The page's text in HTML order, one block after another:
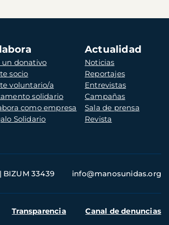
un donativo
socio
voluntario/a
solidario
como empresa
Solidario
Actualidad
Noticias
Reportajes
Entrevistas
Campañas
Sala de prensa
Revista
BIZUM 33439 info@manosunidas.org
Transparencia Canal de denuncias